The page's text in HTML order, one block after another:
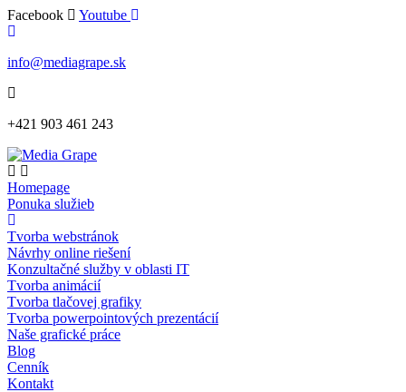
Skip
to
Facebook Youtube
info@mediagrape.sk
+421 903 461 243
Homepage
Ponuka služieb
Tvorba webstránok
Návrhy online riešení
Konzultačné služby v oblasti IT
Tvorba animácií
Tvorba tlačovej grafiky
Tvorba powerpointových prezentácií
Naše grafické práce
Blog
Cenník
Kontakt